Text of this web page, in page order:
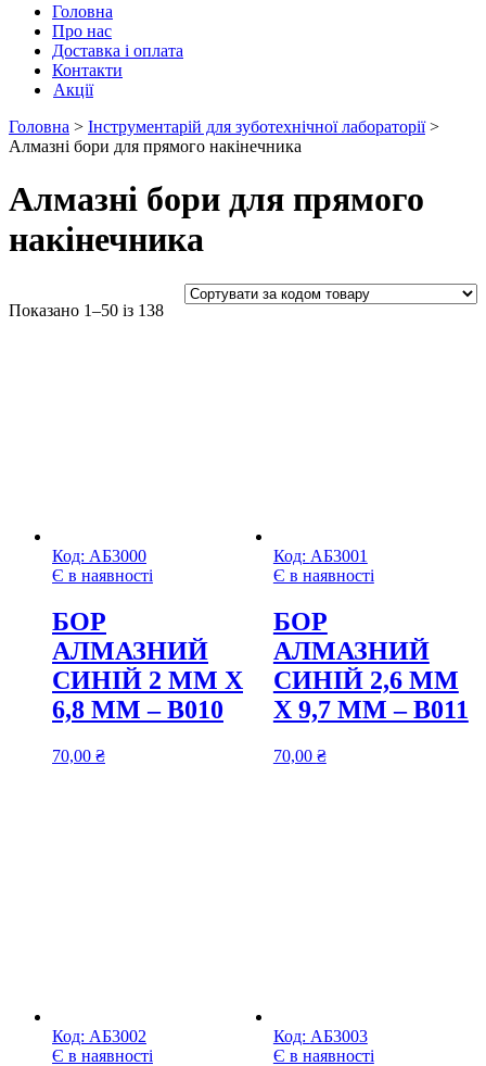
Головна
Про нас
Доставка і оплата
Контакти
Акції
Головна > Інструментарій для зуботехнічної лабораторії>
Алмазні бори для прямого накінечника
Алмазні бори для прямого
накінечника
Показано 1–50 із 138
Код: АБ3000
Є в наявності
БОР
АЛМАЗНИЙ
СИНІЙ 2 ММ Х
6,8 ММ – В010
70,00 ₴
Код: АБ3001
Є в наявності
БОР
АЛМАЗНИЙ
СИНІЙ 2,6 ММ
Х 9,7 ММ – В011
70,00 ₴
Код: АБ3002
Є в наявності
Код: АБ3003
Є в наявності